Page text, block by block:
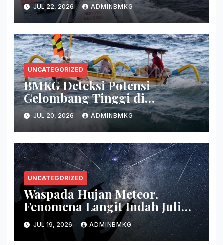
JUL 22, 2026 ADMINBMKG
UNCATEGORIZED
BMKG Deteksi Potensi
Gelombang Tinggi di
Persenjataan
JUL 20, 2026 ADMINBMKG
UNCATEGORIZED
Waspada Hujan Meteor,
Fenomena Langit Indah Juli
2026
JUL 19, 2026 ADMINBMKG